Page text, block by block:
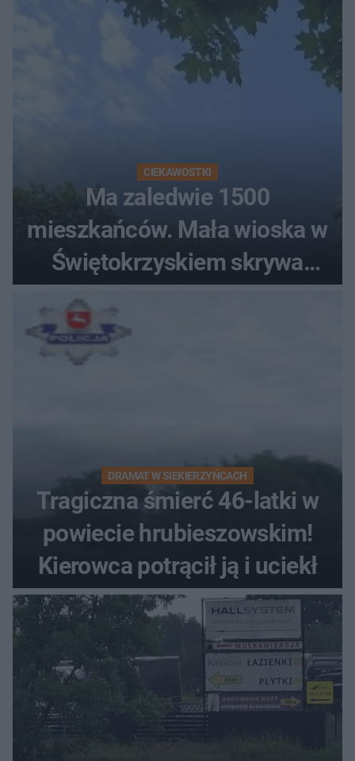
CIEKAWOSTKI
Ma zaledwie 1500
mieszkańców. Mała wioska w
Świętokrzyskiem skrywa
zabytki, bywał tu nawet król
DRAMAT W SIEKIERZYŃCACH
Tragiczna śmierć 46-latki w
powiecie hrubieszowskim!
Kierowca potrącił ją i uciekł